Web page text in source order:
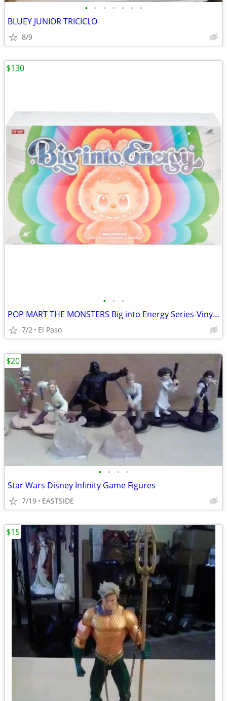
• • • • • • •
BLUEY JUNIOR TRICICLO
8/9
• • •
POP MART THE MONSTERS Big into Energy Series-Vinyl Plush Pendant Blind Box, Labu
7/2 El Paso
$130
• • • •
Star Wars Disney Infinity Game Figures
7/19 EASTSIDE
$20
$15